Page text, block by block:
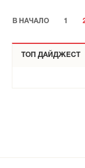
В НАЧАЛО 1
ТОП ДАЙДЖЕСТ